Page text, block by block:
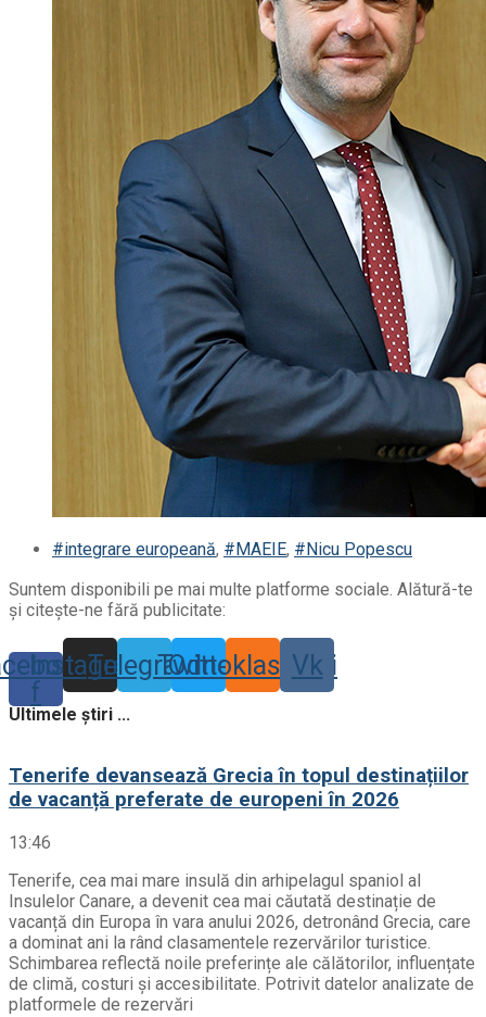
#integrare europeană, #MAEIE, #Nicu Popescu
Suntem disponibili pe mai multe platforme sociale. Alătură-te
și citește-ne fără publicitate:
f
Instagram
TelegramTwitter
Odnoklassniki
Vk
Ultimele știri ...
Tenerife devansează Grecia în topul destinațiilor
de vacanță preferate de europeni în 2026
13:46
Tenerife, cea mai mare insulă din arhipelagul spaniol al
Insulelor Canare, a devenit cea mai căutată destinație de
vacanță din Europa în vara anului 2026, detronând Grecia, care
a dominat ani la rând clasamentele rezervărilor turistice.
Schimbarea reflectă noile preferințe ale călătorilor, influențate
de climă, costuri și accesibilitate. Potrivit datelor analizate de
platformele de rezervări